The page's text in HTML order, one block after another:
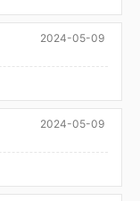
2024-05-09
2024-05-09